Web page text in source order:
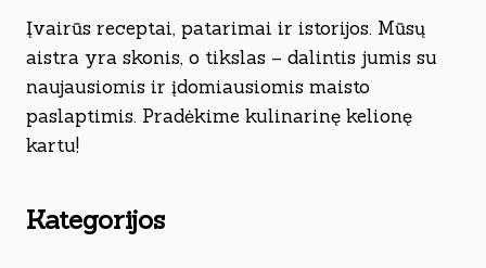
Įvairūs receptai, patarimai ir istorijos. Mūsų
aistra yra skonis, o tikslas – dalintis jumis su
naujausiomis ir įdomiausiomis maisto
paslaptimis. Pradėkime kulinarinę kelionę
kartu!
Kategorijos